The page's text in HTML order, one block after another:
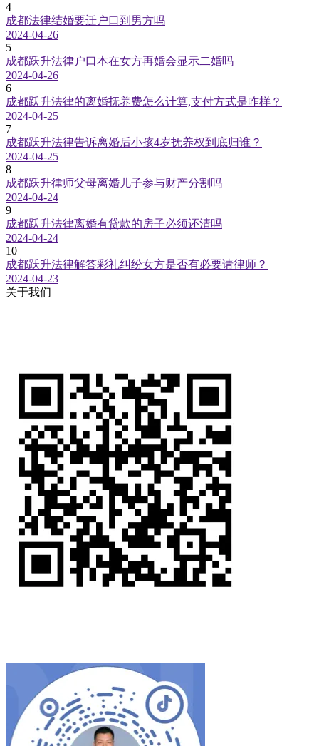
4
成都法律结婚要迁户口到男方吗
2024-04-26
5
成都跃升法律户口本在女方再婚会显示二婚吗
2024-04-26
6
成都跃升法律的离婚抚养费怎么计算,支付方式是咋样？
2024-04-25
7
成都跃升法律告诉离婚后小孩4岁抚养权到底归谁？
2024-04-25
8
成都跃升律师父母离婚儿子参与财产分割吗
2024-04-24
9
成都跃升法律离婚有贷款的房子必须还清吗
2024-04-24
10
成都跃升法律解答彩礼纠纷女方是否有必要请律师？
2024-04-23
关于我们